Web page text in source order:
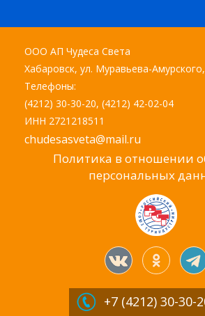
ООО АП Чудеса Света
Хабаровск, ул. Муравьева-
Телефоны:
(4212) 30-30-20, (4212) 42-02-04
ИНН 2721218511
chudesasveta@mail.ru
Политика в отношении
персональных
+7 (4212) 30-30-